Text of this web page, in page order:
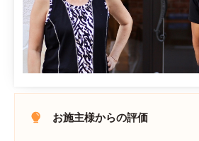
お施主様からの評価